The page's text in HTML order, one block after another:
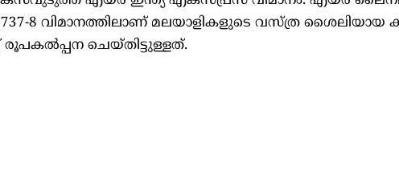
8 വിമാനത്തിലാണ് മലയാളികളുടെ വസ്ത്ര
ചെയ്തിട്ടുള്ളത്.